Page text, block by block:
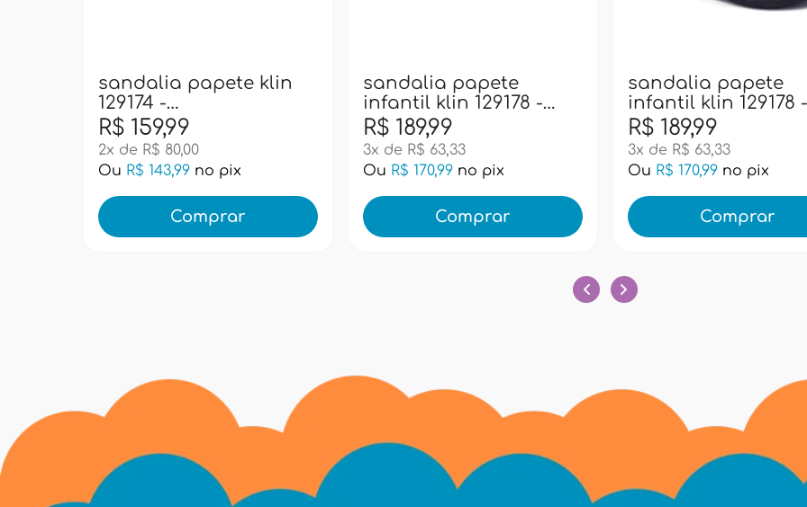
sandalia papete klin
129174 -
caramelo/palha
R$ 159,99
2x de R$ 80,00
Ou R$ 143,99 no pix
Comprar
sandalia papete
infantil klin 129178 -
capuccino/caramelo
R$ 189,99
3x de R$ 63,33
Ou R$ 170,99 no pix
Comprar
sandalia papete
infantil klin 129178 -
marinho
R$ 189,99
3x de R$ 63,33
Ou R$ 170,99 no pix
Comprar